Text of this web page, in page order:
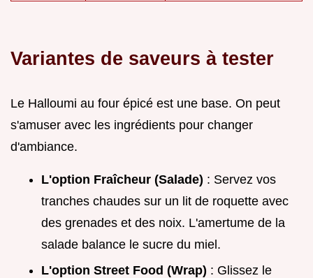
Variantes de saveurs à tester
Le Halloumi au four épicé est une base. On peut
s'amuser avec les ingrédients pour changer
d'ambiance.
L'option Fraîcheur (Salade) : Servez vos
tranches chaudes sur un lit de roquette avec
des grenades et des noix. L'amertume de la
salade balance le sucre du miel.
L'option Street Food (Wrap) : Glissez le